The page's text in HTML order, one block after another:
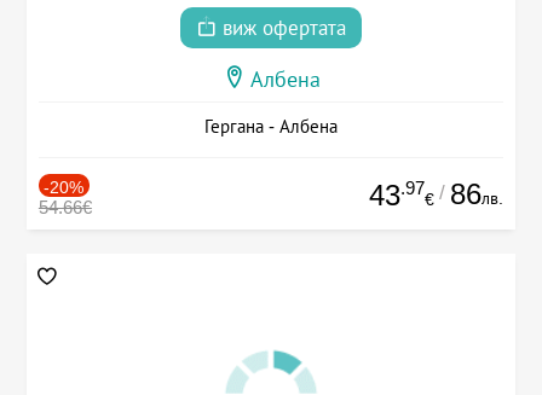
виж офертата
Албена
Гергана - Албена
-20%
54.66€ 43.97
€ / 86лв.